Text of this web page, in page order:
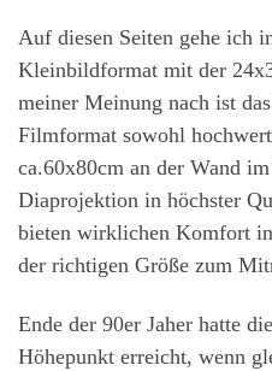
Auf diesen Seiten gehe ich
Kleinbildformat mit der
meiner Meinung nach ist
Filmformat sowohl
ca.60x80cm an der Wand
Diaprojektion in höchster
bieten wirklichen Komfort
der richtigen Größe zum
Ende der 90er Jaher hatte
Höhepunkt erreicht, wenn